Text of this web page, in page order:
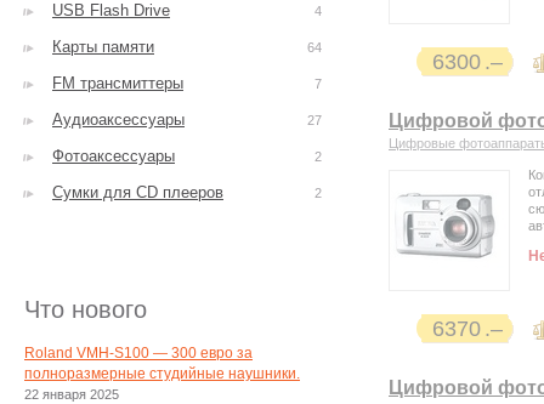
6300
Цифровой
Цифровые
6370
Цифровой
USB Flash Drive 4
Карты памяти 64
FM трансмиттеры 7
Аудиоаксессуары 27
Фотоаксессуары 2
Сумки для CD плееров 2
Что нового
Roland VMH-S100 — 300 евро за
полноразмерные студийные наушники.
22 января 2025